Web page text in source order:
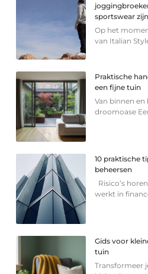
sportswear zijn
Op het
van Italian
Praktische
een fijne tuin
Van binnen
droomoase
10 praktische
beheersen
Risico’s
werkt in
Gids voor
tuin
Transformeer